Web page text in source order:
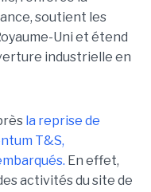
soutient les
Uni et étend
industrielle en
la reprise de
T&S,
En effet,
activités du site de